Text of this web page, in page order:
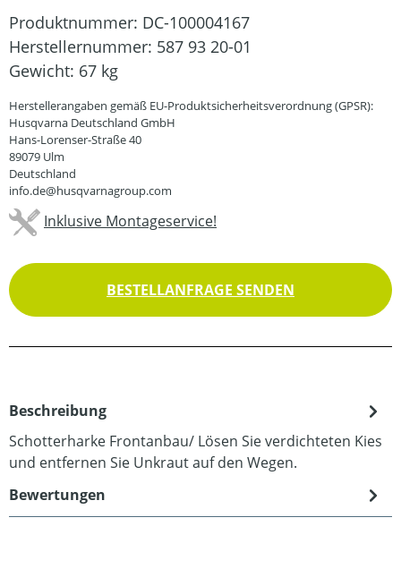
Produktnummer: DC-100004167
Herstellernummer: 587 93 20-01
Gewicht: 67 kg
Herstellerangaben gemäß EU-Produktsicherheitsverordnung (GPSR):
Husqvarna Deutschland GmbH
Hans-Lorenser-Straße 40
89079 Ulm
Deutschland
info.de@husqvarnagroup.com
Inklusive Montageservice!
BESTELLANFRAGE SENDEN
Beschreibung
Schotterharke Frontanbau/ Lösen Sie verdichteten Kies
und entfernen Sie Unkraut auf den Wegen.
Bewertungen